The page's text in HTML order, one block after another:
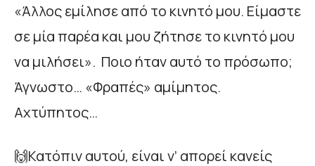
«Άλλος εμίλησε από το κινητό μου. Είμαστε
σε μία παρέα και μου ζήτησε το κινητό μου
να μιλήσει». Ποιο ήταν αυτό το πρόσωπο;
Άγνωστο… «Φραπές» αμίμητος.
Αχτύπητος…
🙌Κατόπιν αυτού, είναι ν’ απορεί κανείς